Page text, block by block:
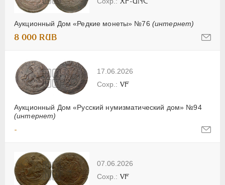
Аукционный Дом «Редкие монеты» №76 (интернет)
8 000 RUB
17.06.2026
Аукционный Дом «Русский нумизматический дом» №94
(интернет)
VF
-
07.06.2026
VF